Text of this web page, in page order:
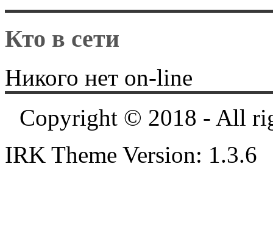
Кто в сети
Никого нет on-line
Copyright © 2018 - All
IRK Theme Version: 1.3.6